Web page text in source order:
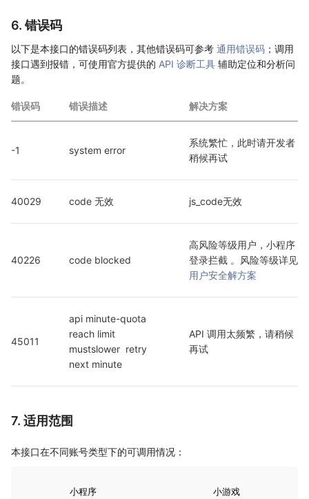
6. 错误码
以下是本接口的错误码列表，其他错误码可参考 通用错误码 ；调用
接口遇到报错，可使用官方提供的 API 诊断工具 辅助定位和分析问
题。
错误码 错误描述 解决方案
-1 system error
系统繁忙，此时请开发者
稍候再试
40029 code 无效 js_code无效
40226 code blocked
高风险等级用户，小程序
登录拦截 。风险等级详见
用户安全解方案
45011
api minute-quota
reach limit
mustslower  retry
next minute
API 调用太频繁，请稍候
再试
7. 适用范围
本接口在不同账号类型下的可调用情况：
小程序 小游戏